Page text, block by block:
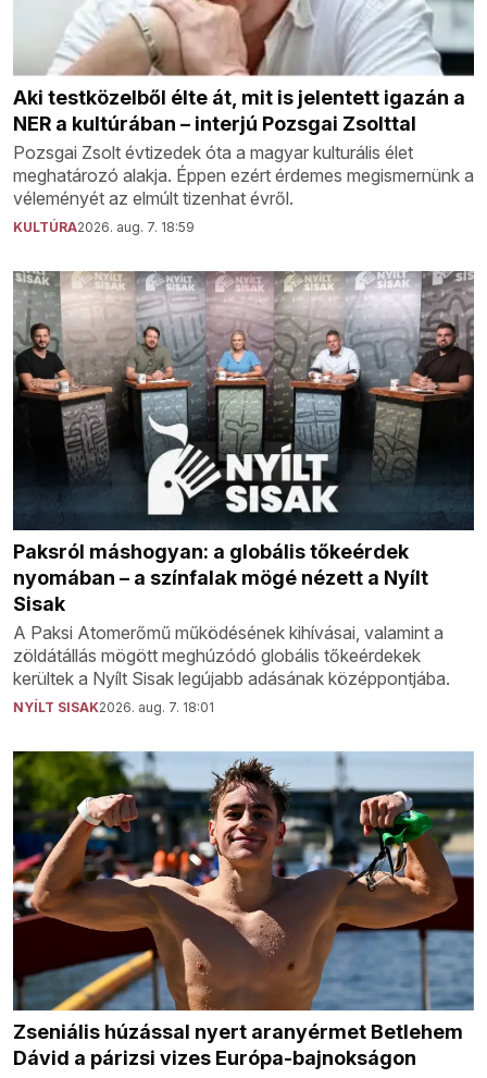
Aki testközelből élte át, mit is jelentett igazán a
NER a kultúrában – interjú Pozsgai Zsolttal
Pozsgai Zsolt évtizedek óta a magyar kulturális élet
meghatározó alakja. Éppen ezért érdemes megismernünk a
véleményét az elmúlt tizenhat évről.
KULTÚRA2026. aug. 7. 18:59
Paksról máshogyan: a globális tőkeérdek
nyomában – a színfalak mögé nézett a Nyílt
Sisak
A Paksi Atomerőmű működésének kihívásai, valamint a
zöldátállás mögött meghúzódó globális tőkeérdekek
kerültek a Nyílt Sisak legújabb adásának középpontjába.
NYÍLT SISAK2026. aug. 7. 18:01
Zseniális húzással nyert aranyérmet Betlehem
Dávid a párizsi vizes Európa-bajnokságon